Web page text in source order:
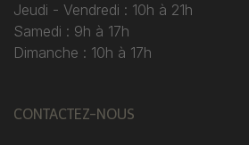
Jeudi - Vendredi : 10h à 21h
Samedi : 9h à 17h
Dimanche : 10h à 17h
CONTACTEZ-NOUS